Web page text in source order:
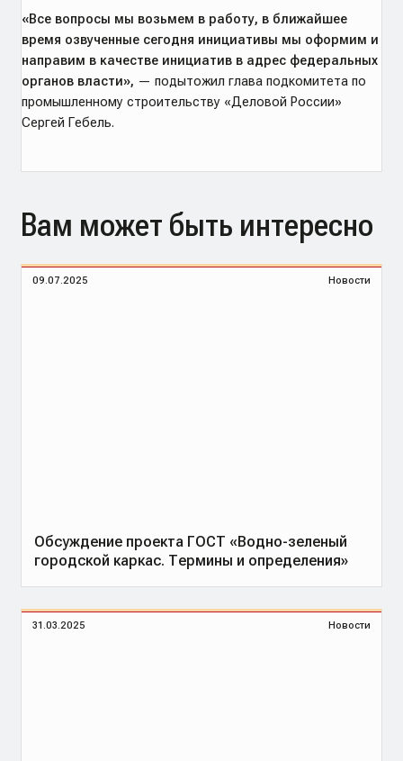
«Все вопросы мы возьмем в работу, в ближайшее
время озвученные сегодня инициативы мы оформим и
направим в качестве инициатив в адрес федеральных
органов власти», — подытожил глава подкомитета по
промышленному строительству «Деловой России»
Сергей Гебель.
Вам может быть интересно
09.07.2025 Новости
Обсуждение проекта ГОСТ «Водно-зеленый
городской каркас. Термины и определения»
31.03.2025 Новости